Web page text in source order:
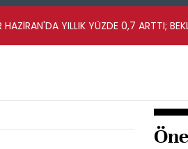
HAZİRAN'DA YILLIK YÜZDE 0,7 ARTTI;